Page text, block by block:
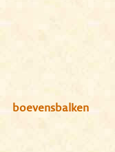
boevensbalken